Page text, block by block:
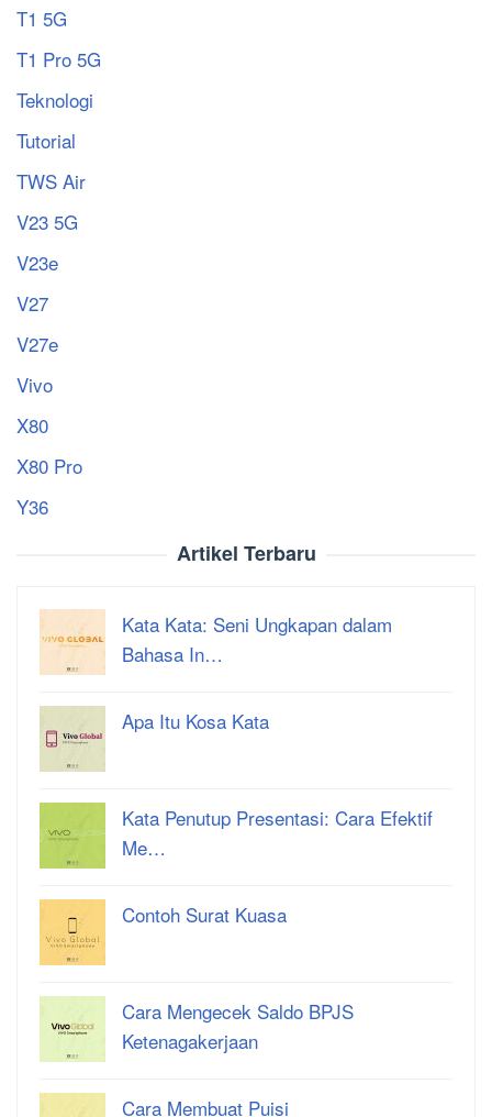
T1 5G
T1 Pro 5G
Teknologi
Tutorial
TWS Air
V23 5G
V23e
V27
V27e
Vivo
X80
X80 Pro
Y36
Artikel Terbaru
Kata Kata: Seni Ungkapan dalam
Bahasa In…
Apa Itu Kosa Kata
Kata Penutup Presentasi: Cara Efektif
Me…
Contoh Surat Kuasa
Cara Mengecek Saldo BPJS
Ketenagakerjaan
Cara Membuat Puisi